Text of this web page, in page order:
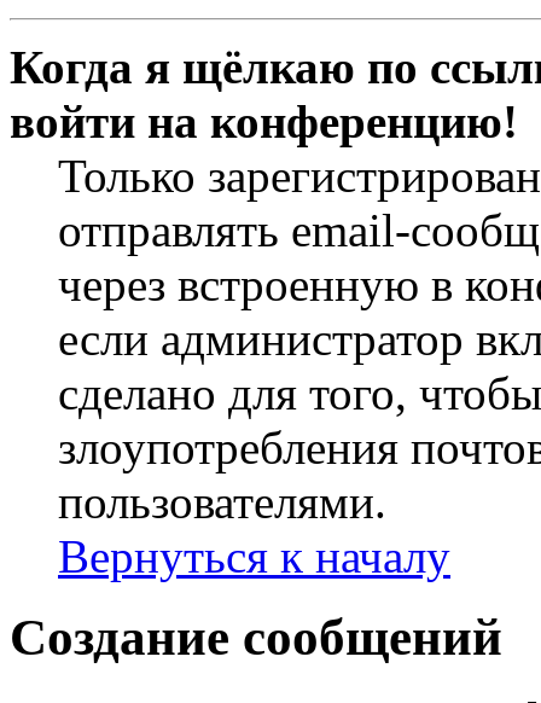
Когда я щёлкаю по
войти на конференцию!
Только
отправлять email-
через встроенную в
если администратор
сделано для того,
злоупотребления
пользователями.
Вернуться к началу
Создание сообщений